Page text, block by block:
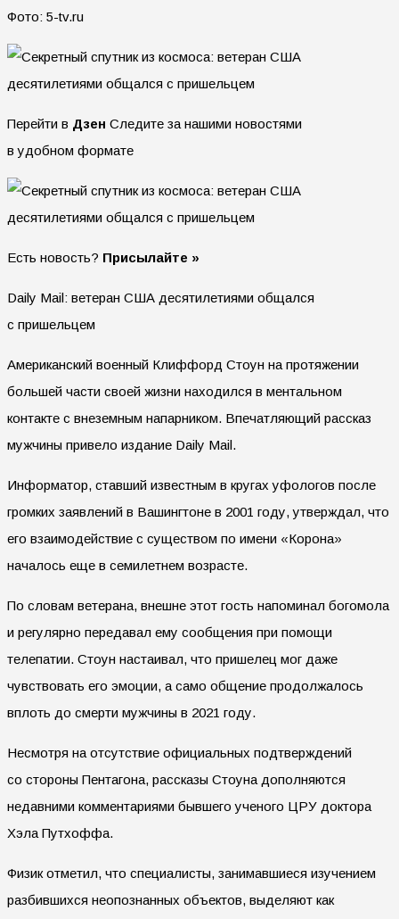
Фото: 5-tv.ru
Перейти в Дзен Следите за нашими новостями
в удобном формате
Есть новость? Присылайте »
Daily Mail: ветеран США десятилетиями общался
с пришельцем
Американский военный Клиффорд Стоун на протяжении
большей части своей жизни находился в ментальном
контакте с внеземным напарником. Впечатляющий рассказ
мужчины привело издание Daily Mail.
Информатор, ставший известным в кругах уфологов после
громких заявлений в Вашингтоне в 2001 году, утверждал, что
его взаимодействие с существом по имени «Корона»
началось еще в семилетнем возрасте.
По словам ветерана, внешне этот гость напоминал богомола
и регулярно передавал ему сообщения при помощи
телепатии. Стоун настаивал, что пришелец мог даже
чувствовать его эмоции, а само общение продолжалось
вплоть до смерти мужчины в 2021 году.
Несмотря на отсутствие официальных подтверждений
со стороны Пентагона, рассказы Стоуна дополняются
недавними комментариями бывшего ученого ЦРУ доктора
Хэла Путхоффа.
Физик отметил, что специалисты, занимавшиеся изучением
разбившихся неопознанных объектов, выделяют как